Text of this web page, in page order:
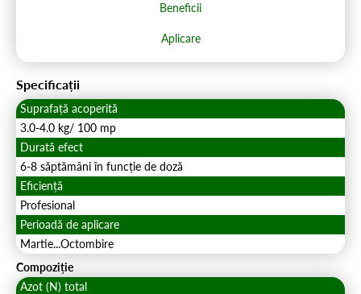
Beneficii
Aplicare
Specificații
Suprafață acoperită
3.0-4.0 kg/ 100 mp
Durată efect
6-8 săptămâni în funcție de doză
Eficiență
Profesional
Perioadă de aplicare
Martie...Octombire
Compoziție
Azot (N) total